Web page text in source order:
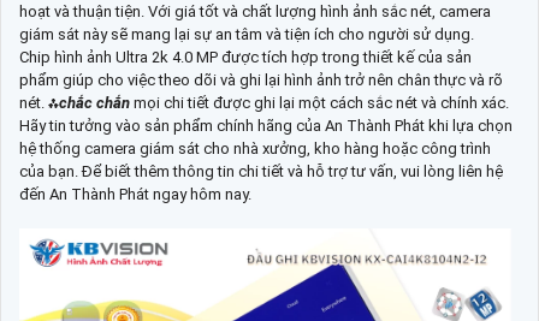
hoạt và thuận tiện. Với giá tốt và chất lượng hình ảnh sắc nét, camera
giám sát này sẽ mang lại sự an tâm và tiện ích cho người sử dụng.
Chip hình ảnh Ultra 2k 4.0 MP được tích hợp trong thiết kế của sản
phẩm giúp cho việc theo dõi và ghi lại hình ảnh trở nên chân thực và rõ
nét. ⁂chắc chắn mọi chi tiết được ghi lại một cách sắc nét và chính xác.
Hãy tin tưởng vào sản phẩm chính hãng của An Thành Phát khi lựa chọn
hệ thống camera giám sát cho nhà xưởng, kho hàng hoặc công trình
của bạn. Để biết thêm thông tin chi tiết và hỗ trợ tư vấn, vui lòng liên hệ
đến An Thành Phát ngay hôm nay.